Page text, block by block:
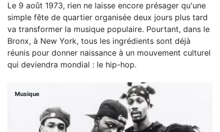
Le 9 août 1973, rien ne laisse encore présager qu'une
simple fête de quartier organisée deux jours plus tard
va transformer la musique populaire. Pourtant, dans le
Bronx, à New York, tous les ingrédients sont déjà
réunis pour donner naissance à un mouvement culturel
qui deviendra mondial : le hip-hop.
Musique